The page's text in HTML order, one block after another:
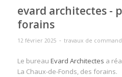
evard architectes -
forains
12 février 2025 - travaux de
Le bureau Evard Architectes a
La Chaux-de-Fonds, des forains.